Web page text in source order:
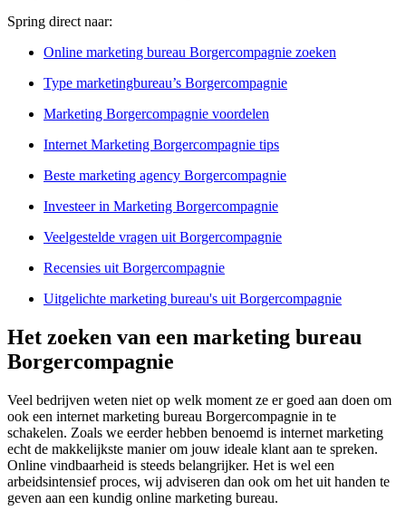
Spring direct naar:
Online marketing bureau Borgercompagnie zoeken
Type marketingbureau’s Borgercompagnie
Marketing Borgercompagnie voordelen
Internet Marketing Borgercompagnie tips
Beste marketing agency Borgercompagnie
Investeer in Marketing Borgercompagnie
Veelgestelde vragen uit Borgercompagnie
Recensies uit Borgercompagnie
Uitgelichte marketing bureau's uit Borgercompagnie
Het zoeken van een marketing bureau
Borgercompagnie
Veel bedrijven weten niet op welk moment ze er goed aan doen om
ook een internet marketing bureau Borgercompagnie in te
schakelen. Zoals we eerder hebben benoemd is internet marketing
echt de makkelijkste manier om jouw ideale klant aan te spreken.
Online vindbaarheid is steeds belangrijker. Het is wel een
arbeidsintensief proces, wij adviseren dan ook om het uit handen te
geven aan een kundig online marketing bureau.